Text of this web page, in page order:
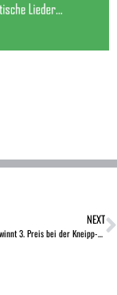
NEXT
Frühstücksclub gewinnt 3. Preis bei der Kneipp-Challenge